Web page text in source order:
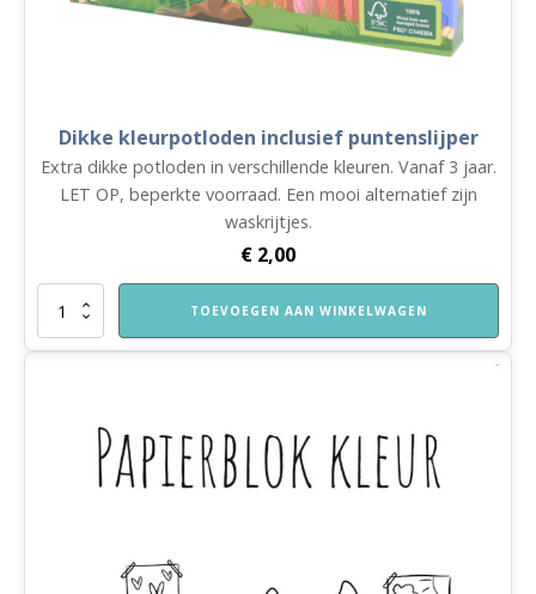
Dikke kleurpotloden inclusief puntenslijper
Extra dikke potloden in verschillende kleuren. Vanaf 3 jaar.
LET OP, beperkte voorraad. Een mooi alternatief zijn
waskrijtjes.
€ 2,00
Dikke
inclusief
TOEVOEGEN AAN WINKELWAGEN